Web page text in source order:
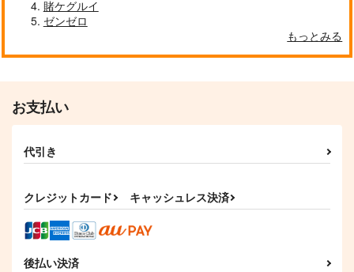
賭ケグルイ
ゼンゼロ
もっとみる
お支払い
代引き
クレジットカード キャッシュレス決済
後払い決済